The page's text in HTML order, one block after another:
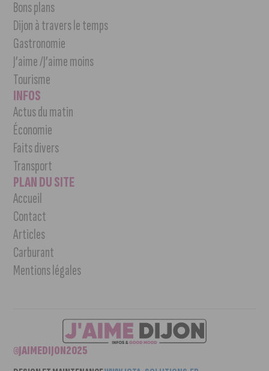
Bons plans
Dijon à travers le temps
Gastronomie
J’aime /J’aime moins
Tourisme
INFOS
Actus du matin
Économie
Faits divers
Transport
PLAN DU SITE
Accueil
Contact
Articles
Carburant
Mentions légales
©JAIMEDIJON2025